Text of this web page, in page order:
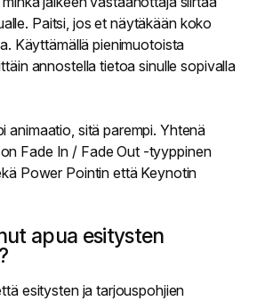
Paitsi, jos et näytäkään koko
Käyttämällä pienimuotoista
annostella tietoa sinulle sopivalla
animaatio, sitä parempi. Yhtenä
Fade In / Fade Out -tyyppinen
Power Pointin että Keynotin
apua esitysten
esitysten ja tarjouspohjien